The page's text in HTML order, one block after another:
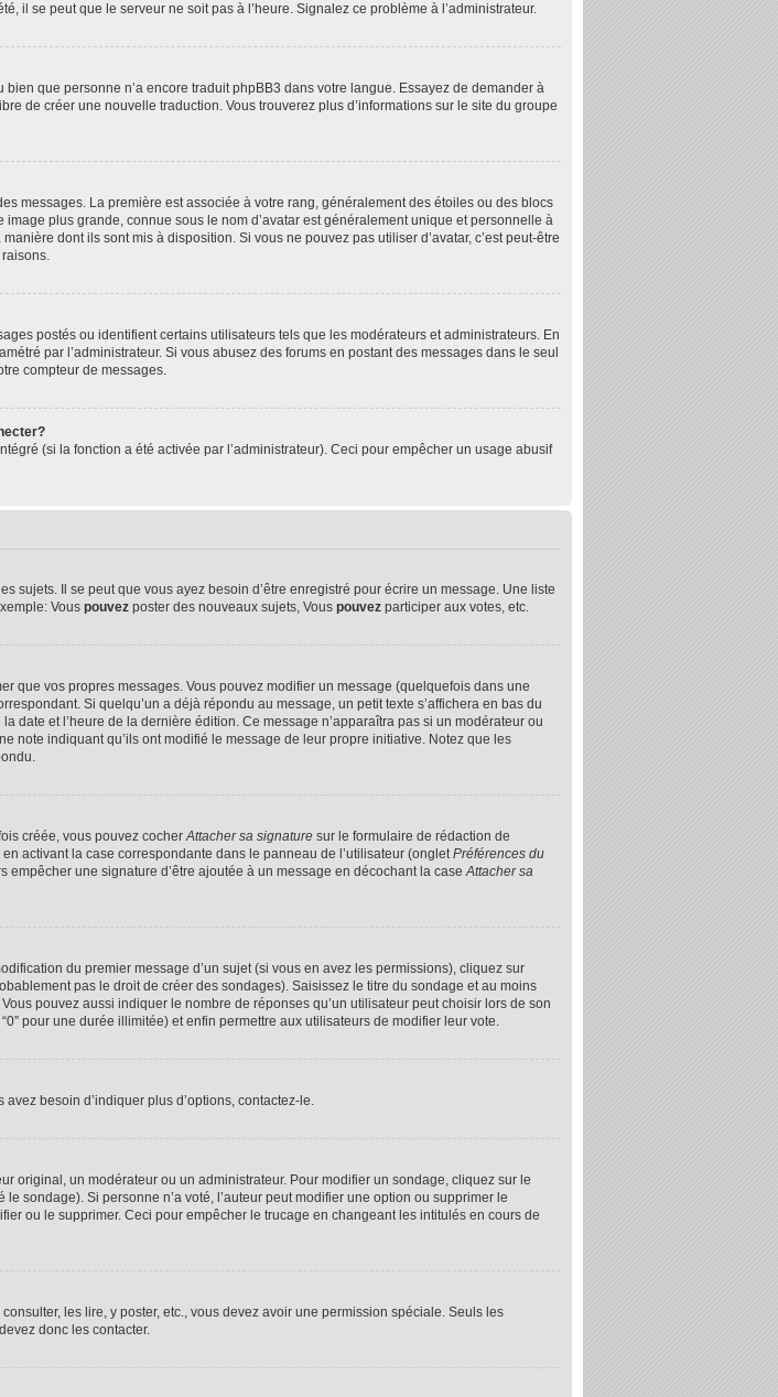
il se peut que le serveur ne soit pas à l’heure. Signalez ce problème à l’administrateur.
que personne n’a encore traduit phpBB3 dans votre langue. Essayez de demander à
de créer une nouvelle traduction. Vous trouverez plus d’informations sur le site du groupe
messages. La première est associée à votre rang, généralement des étoiles ou des blocs
plus grande, connue sous le nom d’avatar est généralement unique et personnelle à
dont ils sont mis à disposition. Si vous ne pouvez pas utiliser d’avatar, c’est peut-être
postés ou identifient certains utilisateurs tels que les modérateurs et administrateurs. En
par l’administrateur. Si vous abusez des forums en postant des messages dans le seul
compteur de messages.
(si la fonction a été activée par l’administrateur). Ceci pour empêcher un usage abusif
Il se peut que vous ayez besoin d’être enregistré pour écrire un message. Une liste
Vous pouvez poster des nouveaux sujets, Vous pouvez participer aux votes, etc.
que vos propres messages. Vous pouvez modifier un message (quelquefois dans une
Si quelqu’un a déjà répondu au message, un petit texte s’affichera en bas du
date et l’heure de la dernière édition. Ce message n’apparaîtra pas si un modérateur ou
note indiquant qu’ils ont modifié le message de leur propre initiative. Notez que les
créée, vous pouvez cocherAttacher sa signature sur le formulaire de rédaction de
activant la case correspondante dans le panneau de l’utilisateur (ongletPréférences du
empêcher une signature d’être ajoutée à un message en décochant la caseAttacher sa
du premier message d’un sujet (si vous en avez les permissions), cliquez sur
pas le droit de créer des sondages). Saisissez le titre du sondage et au moins
pouvez aussi indiquer le nombre de réponses qu’un utilisateur peut choisir lors de son
pour une durée illimitée) et enfin permettre aux utilisateurs de modifier leur vote.
besoin d’indiquer plus d’options, contactez-le.
original, un modérateur ou un administrateur. Pour modifier un sondage, cliquez sur le
sondage). Si personne n’a voté, l’auteur peut modifier une option ou supprimer le
ou le supprimer. Ceci pour empêcher le trucage en changeant les intitulés en cours de
les lire, y poster, etc., vous devez avoir une permission spéciale. Seuls les
donc les contacter.